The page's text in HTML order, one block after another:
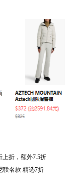
上折，额外7.5折
联名款 精选7折